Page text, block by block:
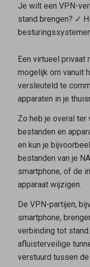
Je wilt een VPN-
stand brengen? ✓
Een virtueel privaat
mogelijk om vanuit
versleuteld te
apparaten in je
Zo heb je overal
bestanden en
en kun je
bestanden van je
smartphone, of de
apparaat wijzigen.
De VPN-partijen,
smartphone,
verbinding tot
afluisterveilige
verstuurd tussen